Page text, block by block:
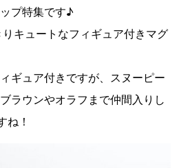
プ特集です♪
キュートなフィギュア付きマグ
ギュア付きですが、スヌーピー
ラウンやオラフまで仲間入りし
ね！